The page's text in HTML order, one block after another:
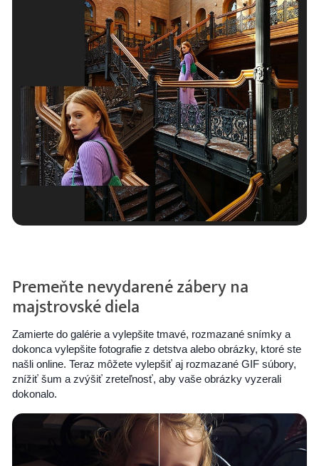
Premeňte nevydarené zábery na
majstrovské diela
Zamierte do galérie a vylepšite tmavé, rozmazané snímky a
dokonca vylepšite fotografie z detstva alebo obrázky, ktoré ste
našli online. Teraz môžete vylepšiť aj rozmazané GIF súbory,
znížiť šum a zvýšiť zreteľnosť, aby vaše obrázky vyzerali
dokonalo.